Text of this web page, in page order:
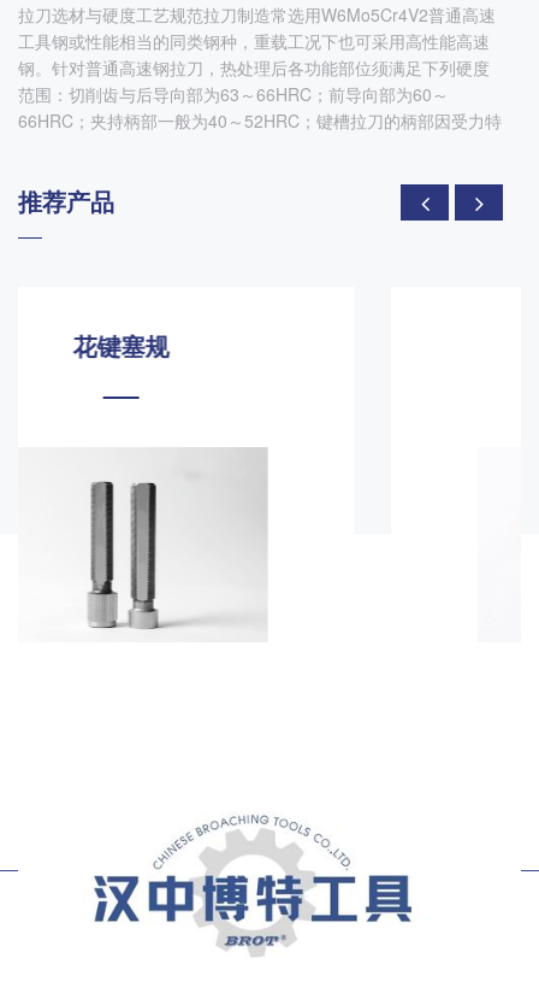
拉刀选材与硬度工艺规范拉刀制造常选用W6Mo5Cr4V2普通高速
工具钢或性能相当的同类钢种，重载工况下也可采用高性能高速
钢。针对普通高速钢拉刀，热处理后各功能部位须满足下列硬度
范围：切削齿与后导向部为63～66HRC；前导向部为60～
66HRC；夹持柄部一般为40～52HRC；键槽拉刀的柄部因受力特
推荐产品